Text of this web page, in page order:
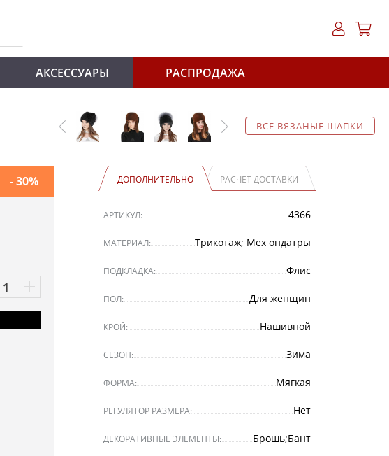
АКСЕССУАРЫ РАСПРОДАЖА
ВСЕ ВЯЗАНЫЕ ШАПКИ
- 30% ДОПОЛНИТЕЛЬНО РАСЧЕТ ДОСТАВКИ
АРТИКУЛ: 4366
МАТЕРИАЛ: Трикотаж; Мех ондатры
ПОДКЛАДКА: Флис
ПОЛ: Для женщин
КРОЙ: Нашивной
СЕЗОН: Зима
ФОРМА: Мягкая
РЕГУЛЯТОР РАЗМЕРА: Нет
ДЕКОРАТИВНЫЕ ЭЛЕМЕНТЫ: Брошь;Бант